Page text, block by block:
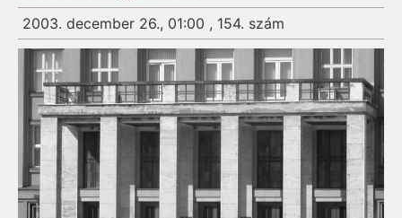
2003. december 26., 01:00 , 154. szám